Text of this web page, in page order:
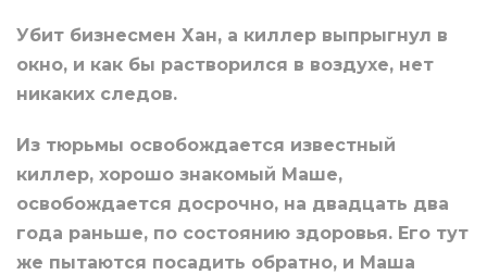
Убит бизнесмен Хан, а киллер выпрыгнул в
окно, и как бы растворился в воздухе, нет
никаких следов.
Из тюрьмы освобождается известный
киллер, хорошо знакомый Маше,
освобождается досрочно, на двадцать два
года раньше, по состоянию здоровья. Его тут
же пытаются посадить обратно, и Маша